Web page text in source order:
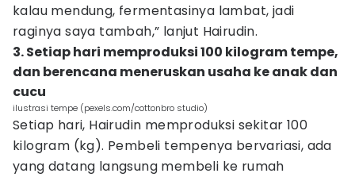
kalau mendung, fermentasinya lambat, jadi
raginya saya tambah,” lanjut Hairudin.
3. Setiap hari memproduksi 100 kilogram tempe,
dan berencana meneruskan usaha ke anak dan
cucu
ilustrasi tempe (pexels.com/cottonbro studio)
Setiap hari, Hairudin memproduksi sekitar 100
kilogram (kg). Pembeli tempenya bervariasi, ada
yang datang langsung membeli ke rumah